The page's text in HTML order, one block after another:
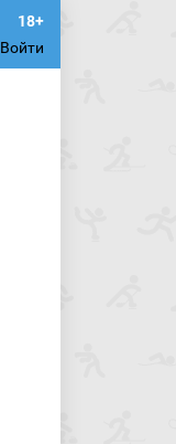
Войти